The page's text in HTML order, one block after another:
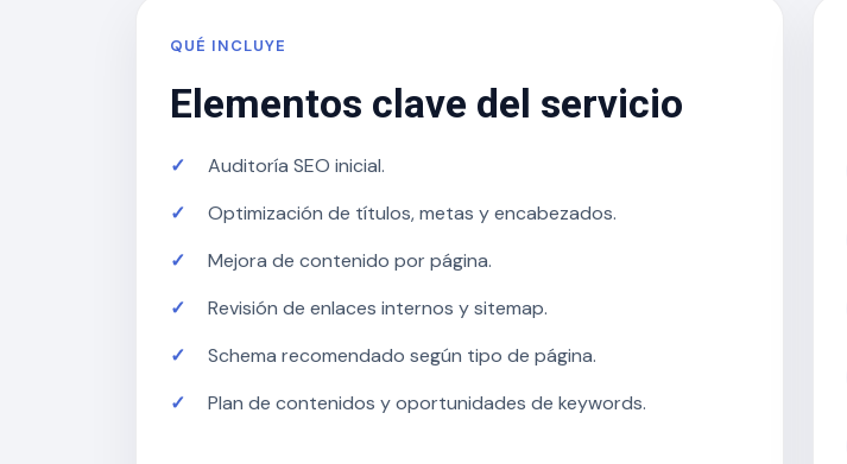
QUÉ INCLUYE
Elementos clave del servicio
Auditoría SEO inicial.
Optimización de títulos, metas y encabezados.
Mejora de contenido por página.
Revisión de enlaces internos y sitemap.
Schema recomendado según tipo de página.
Plan de contenidos y oportunidades de keywords.